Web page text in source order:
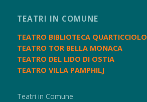
TEATRI IN COMUNE
TEATRO BIBLIOTECA QUARTICCIOLO
TEATRO TOR BELLA MONACA
TEATRO DEL LIDO DI OSTIA
TEATRO VILLA PAMPHILJ
Teatri in Comune